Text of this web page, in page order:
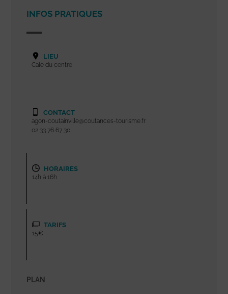
INFOS PRATIQUES
LIEU
Cale du centre
CONTACT
agon-coutainville@coutances-tourisme.fr
02 33 76 67 30
HORAIRES
14h à 16h
TARIFS
15€
PLAN